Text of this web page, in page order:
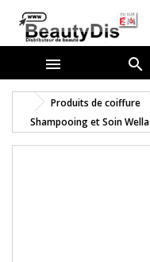
 
Produits de coiffure
Shampooing et Soin Wella